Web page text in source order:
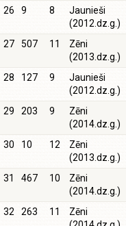
26 9 8
Jaunieši
(2012.dz.g.)
27 507 11
Zēni
(2013.dz.g.)
28 127 9
Jaunieši
(2012.dz.g.)
29 203 9
Zēni
(2014.dz.g.)
30 10 12
Zēni
(2013.dz.g.)
31 467 10
Zēni
(2014.dz.g.)
32 263 11
Zēni